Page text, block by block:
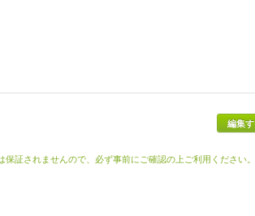
証されませんので、必ず事前にご確認の上ご利用ください。